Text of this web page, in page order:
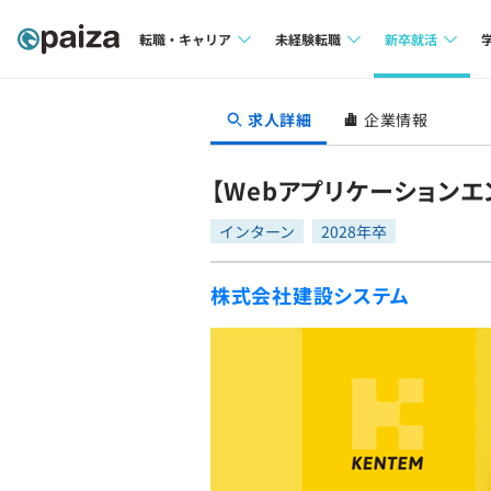
転職・キャリア
転職成功ガイド
転職エージェント
未経験転職
求人検索
転職成功ガイド
新卒就活
本選考
イベント・セ
就活成功ガイド
求人詳細 企業情報
【Webアプリケーション
インターン 2028年卒
株式会社建設システム